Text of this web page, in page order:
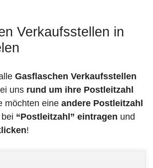
Verkaufsstellen in
Gasflaschen Verkaufsstellen
uns rund um ihre Postleitzahl
möchten eine andere Postleitzahl
“Postleitzahl” eintragen und
!